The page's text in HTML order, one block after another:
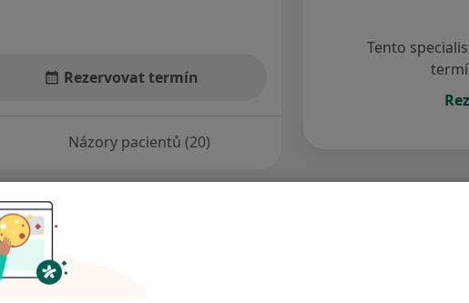
Rezervovat termín
Názory pacientů (20)
nejsou k dispozici
informace o svých službách.
Tento